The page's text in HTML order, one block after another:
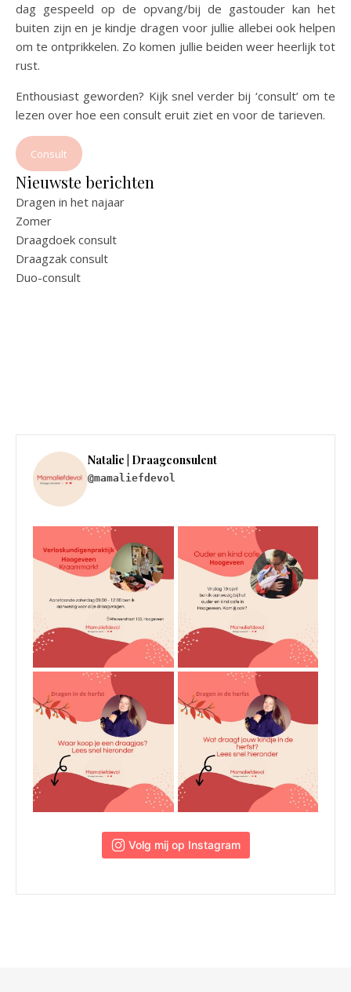
dag gespeeld op de opvang/bij de gastouder kan het
buiten zijn en je kindje dragen voor jullie allebei ook helpen
om te ontprikkelen. Zo komen jullie beiden weer heerlijk tot
rust.
Enthousiast geworden? Kijk snel verder bij ‘consult’ om te
lezen over hoe een consult eruit ziet en voor de tarieven.
Consult
Nieuwste berichten
Dragen in het najaar
Zomer
Draagdoek consult
Draagzak consult
Duo-consult
Natalie | Draagconsulent
@mamaliefdevol
Volg mij op Instagram